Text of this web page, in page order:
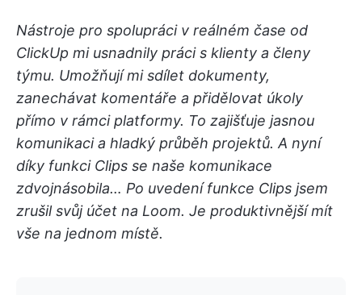
Nástroje pro spolupráci v reálném čase od
ClickUp mi usnadnily práci s klienty a členy
týmu. Umožňují mi sdílet dokumenty,
zanechávat komentáře a přidělovat úkoly
přímo v rámci platformy. To zajišťuje jasnou
komunikaci a hladký průběh projektů. A nyní
díky funkci Clips se naše komunikace
zdvojnásobila… Po uvedení funkce Clips jsem
zrušil svůj účet na Loom. Je produktivnější mít
vše na jednom místě.